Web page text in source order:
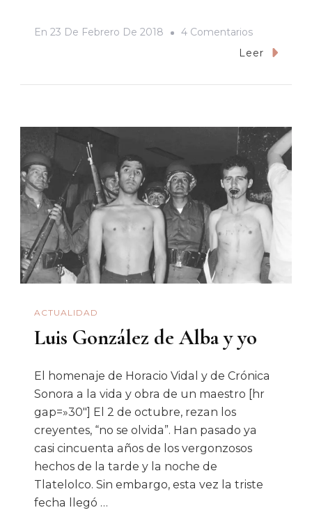
En 23 De Febrero De 2018 4 ComentariosEn
Qué
50
Años
De
Aquel
2
De
Octubre
Y
Siguen
Leer
ACTUALIDAD
Luis González de Alba y yo
El homenaje de Horacio Vidal y de Crónica
Sonora a la vida y obra de un maestro [hr
gap=»30″] El 2 de octubre, rezan los
creyentes, “no se olvida”. Han pasado ya
casi cincuenta años de los vergonzosos
hechos de la tarde y la noche de
Tlatelolco. Sin embargo, esta vez la triste
fecha llegó …